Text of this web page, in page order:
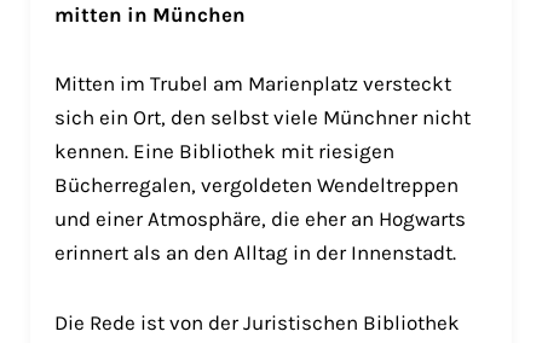
mitten in München
Mitten im Trubel am Marienplatz versteckt
sich ein Ort, den selbst viele Münchner nicht
kennen. Eine Bibliothek mit riesigen
Bücherregalen, vergoldeten Wendeltreppen
und einer Atmosphäre, die eher an Hogwarts
erinnert als an den Alltag in der Innenstadt.
Die Rede ist von der Juristischen Bibliothek